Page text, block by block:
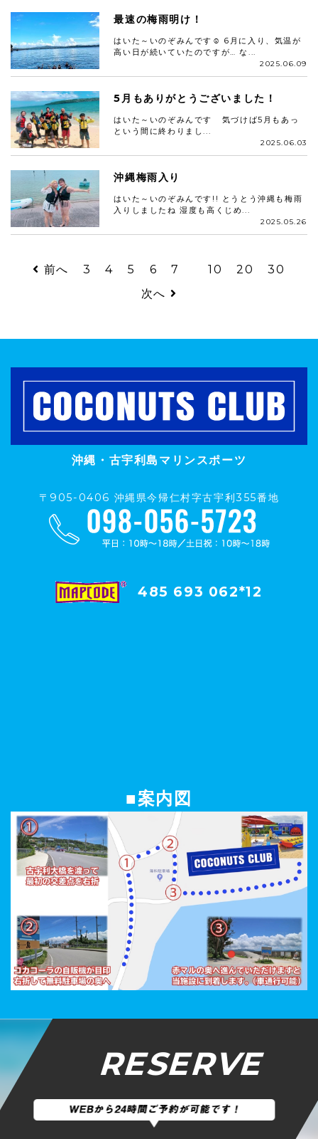
最速の梅雨明け！
はいた～いのぞみんです☺ 6月に入り、気温が
高い日が続いていたのですが… な...
2025.06.09
5月もありがとうございました！
はいた～いのぞみんです 気づけば5月もあっ
という間に終わりまし...
2025.06.03
沖縄梅雨入り
はいた～いのぞみんです!! とうとう沖縄も梅雨
入りしましたね 湿度も高くじめ...
2025.05.26
前へ 3 4 5 6 7 10 20
30
次へ
沖縄・古宇利島マリンスポーツ
〒905-0406 沖縄県今帰仁村字古宇利355番地
485 693 062*12
■案内図
RESERVE